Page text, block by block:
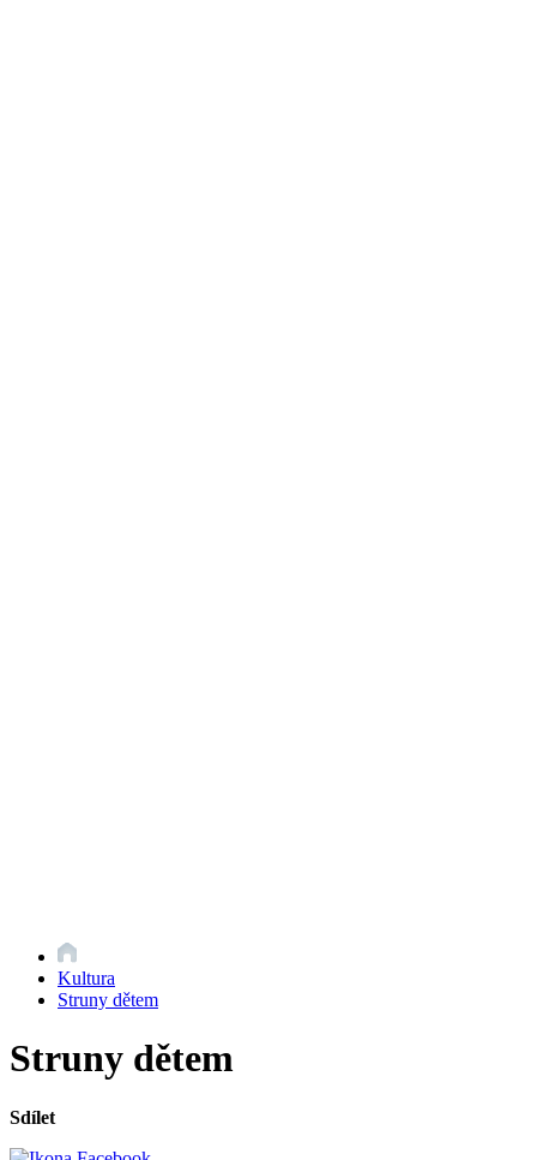
Kultura
Struny dětem
Struny dětem
Sdílet